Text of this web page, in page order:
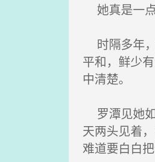
她真是一点
时隔多年
平和，鲜少
中清楚。
罗潭见她
天两头见着
难道要白白